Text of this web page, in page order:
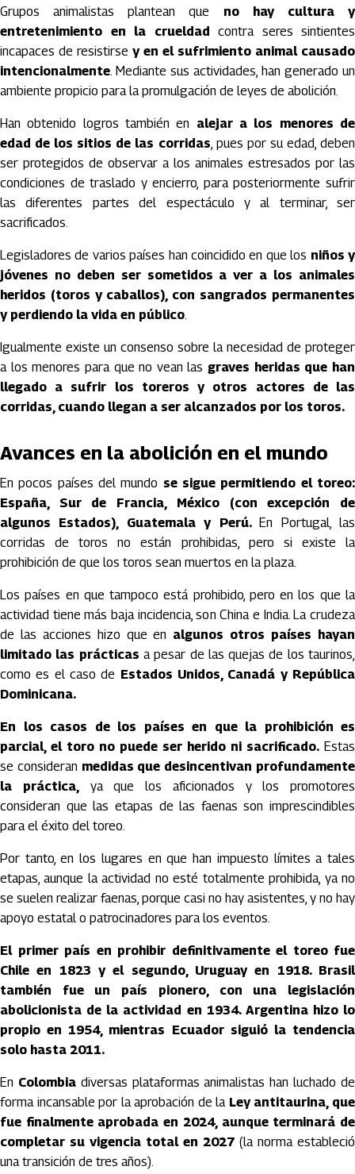
Grupos animalistas plantean que no hay cultura y
entretenimiento en la crueldad contra seres sintientes
incapaces de resistirse y en el sufrimiento animal causado
intencionalmente. Mediante sus actividades, han generado un
ambiente propicio para la promulgación de leyes de abolición.
Han obtenido logros también en alejar a los menores de
edad de los sitios de las corridas, pues por su edad, deben
ser protegidos de observar a los animales estresados por las
condiciones de traslado y encierro, para posteriormente sufrir
las diferentes partes del espectáculo y al terminar, ser
sacrificados.
Legisladores de varios países han coincidido en que los niños y
jóvenes no deben ser sometidos a ver a los animales
heridos (toros y caballos), con sangrados permanentes
y perdiendo la vida en público.
Igualmente existe un consenso sobre la necesidad de proteger
a los menores para que no vean las graves heridas que han
llegado a sufrir los toreros y otros actores de las
corridas, cuando llegan a ser alcanzados por los toros.
Avances en la abolición en el mundo
En pocos países del mundo se sigue permitiendo el toreo:
España, Sur de Francia, México (con excepción de
algunos Estados), Guatemala y Perú.En Portugal, las
corridas de toros no están prohibidas, pero si existe la
prohibición de que los toros sean muertos en la plaza.
Los países en que tampoco está prohibido, pero en los que la
actividad tiene más baja incidencia, son China e India. La crudeza
de las acciones hizo que en algunos otros países hayan
limitado las prácticas a pesar de las quejas de los taurinos,
como es el caso de Estados Unidos, Canadá y República
Dominicana.
En los casos de los países en que la prohibición es
parcial, el toro no puede ser herido ni sacrificado. Estas
se consideran medidas que desincentivan profundamente
la práctica,ya que los aficionados y los promotores
consideran que las etapas de las faenas son imprescindibles
para el éxito del toreo.
Por tanto, en los lugares en que han impuesto límites a tales
etapas, aunque la actividad no esté totalmente prohibida, ya no
se suelen realizar faenas, porque casi no hay asistentes, y no hay
apoyo estatal o patrocinadores para los eventos.
El primer país en prohibir definitivamente el toreo fue
Chile en 1823 y el segundo, Uruguay en 1918. Brasil
también fue un país pionero, con una legislación
abolicionista de la actividad en 1934. Argentina hizo lo
propio en 1954, mientras Ecuador siguió la tendencia
solo hasta 2011.
En Colombiadiversas plataformas animalistas han luchado de
forma incansable por la aprobación de la Ley antitaurina, que
fue finalmente aprobada en 2024, aunque terminará de
completar su vigencia total en 2027 (la norma estableció
una transición de tres años).